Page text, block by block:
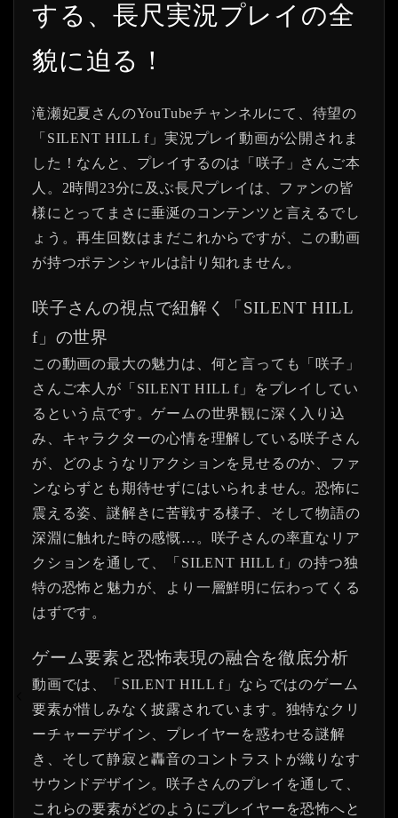
する、長尺実況プレイの全
貌に迫る！
滝瀬妃夏さんのYouTubeチャンネルにて、待望の
「SILENT HILL f」実況プレイ動画が公開されま
した！なんと、プレイするのは「咲子」さんご本
人。2時間23分に及ぶ長尺プレイは、ファンの皆
様にとってまさに垂涎のコンテンツと言えるでし
ょう。再生回数はまだこれからですが、この動画
が持つポテンシャルは計り知れません。
咲子さんの視点で紐解く「SILENT HILL
f」の世界
この動画の最大の魅力は、何と言っても「咲子」
さんご本人が「SILENT HILL f」をプレイしてい
るという点です。ゲームの世界観に深く入り込
み、キャラクターの心情を理解している咲子さん
が、どのようなリアクションを見せるのか、ファ
ンならずとも期待せずにはいられません。恐怖に
震える姿、謎解きに苦戦する様子、そして物語の
深淵に触れた時の感慨…。咲子さんの率直なリア
クションを通して、「SILENT HILL f」の持つ独
特の恐怖と魅力が、より一層鮮明に伝わってくる
はずです。
ゲーム要素と恐怖表現の融合を徹底分析
動画では、「SILENT HILL f」ならではのゲーム
要素が惜しみなく披露されています。独特なクリ
ーチャーデザイン、プレイヤーを惑わせる謎解
き、そして静寂と轟音のコントラストが織りなす
サウンドデザイン。咲子さんのプレイを通して、
これらの要素がどのようにプレイヤーを恐怖へと